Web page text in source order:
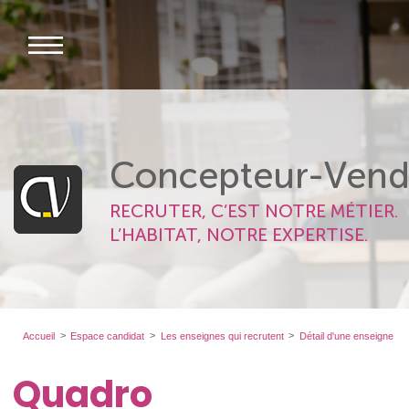
Concepteur-
RECRUTER, C’EST NOTRE MÉTIER.
L’HABITAT, NOTRE EXPERTISE.
Accueil Espace candidat Les enseignes qui recrutent Détail d'une enseigne
Quadro